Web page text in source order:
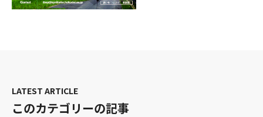
このカテゴリーの記事